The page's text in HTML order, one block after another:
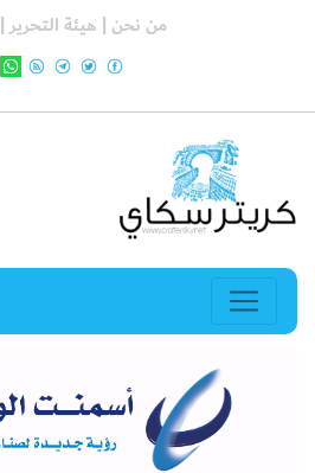
من نحن | هيئة التحرير |